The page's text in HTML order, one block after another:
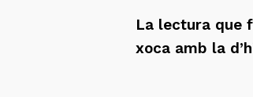
La lectura que
xoca amb la